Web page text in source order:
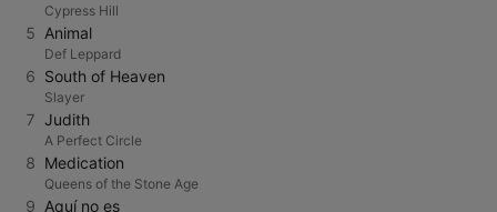
Cypress Hill
5 Animal
Def Leppard
6 South of Heaven
Slayer
7 Judith
A Perfect Circle
8 Medication
Queens of the Stone Age
9 Aquí no es